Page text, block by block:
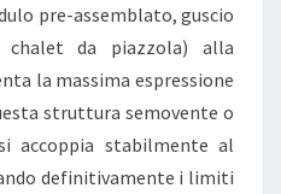
S
E
M
B
L
A
pre-assemblato, guscio
da piazzola) alla
la massima espressione
struttura semovente o
accoppia stabilmente al
definitivamente i limiti